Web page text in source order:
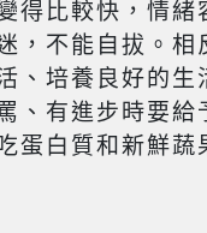
得比較快，情緒
，不能自拔。相
培養良好的生
、有進步時要給
蛋白質和新鮮蔬